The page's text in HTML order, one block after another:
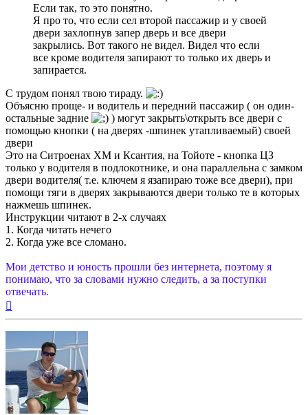
Если так, то это понятно.
Я про то, что если сел второй пассажир и у своей
двери захлопнув запер дверь и все двери
закрылись. Вот такого не видел. Видел что если
все кроме водителя запирают то только их дверь и
запирается.
С трудом понял твою тираду.
Объясню проще- и водитель и передний пассажир ( он один-
остальные задние
) могут закрыть\открыть все двери с
помощью кнопки ( на дверях -шпинек утапливаемый) своей
двери
Это на Ситроенах ХМ и Ксантия, на Тойоте - кнопка ЦЗ
только у водителя в подлокотнике, и она параллельна с замком
двери водителя( т.е. ключем я язапираю тоже все двери), при
помощи тяги в дверях закрываются двери только те в которых
нажмешь шпинек.
Инструкции читают в 2-х случаях
1. Когда читать нечего
2. Когда уже все сломано.
Мои детство и юность прошли без интернета, поэтому я
понимаю, что за словами нужно следить, а за поступки
отвечать.